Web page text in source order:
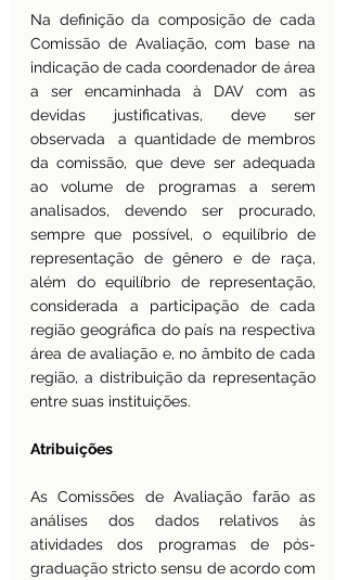
Na definição da composição de cada
Comissão de Avaliação, com base na
indicação de cada coordenador de área
a ser encaminhada à DAV com as
devidas justificativas, deve ser
observada  a quantidade de membros
da comissão, que deve ser adequada
ao volume de programas a serem
analisados, devendo ser procurado,
sempre que possível, o equilíbrio de
representação de gênero e de raça,
além do equilíbrio de representação,
considerada a participação de cada
região geográfica do país na respectiva
área de avaliação e, no âmbito de cada
região, a distribuição da representação
entre suas instituições.
Atribuições
As Comissões de Avaliação farão as
análises dos dados relativos às
atividades dos programas de pós-
graduação stricto sensu de acordo com